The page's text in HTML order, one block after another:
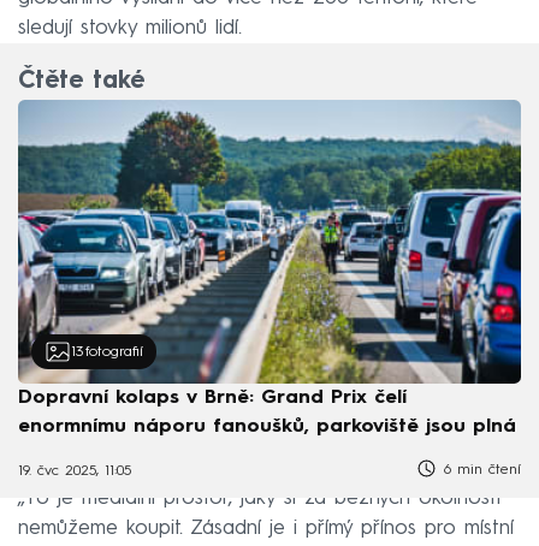
sledují stovky milionů lidí.
Čtěte také
13 fotografií
Dopravní kolaps v Brně: Grand Prix čelí
enormnímu náporu fanoušků, parkoviště jsou plná
19. čvc 2025, 11:05 6 min čtení
„To je mediální prostor, jaký si za běžných okolností
nemůžeme koupit. Zásadní je i přímý přínos pro místní